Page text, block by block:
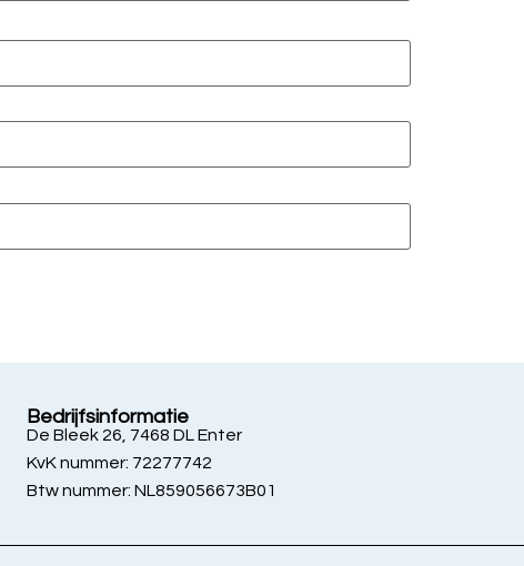
Bedrijfsinformatie
De Bleek 26, 7468 DL Enter
KvK nummer: 72277742
Btw nummer: NL859056673B01